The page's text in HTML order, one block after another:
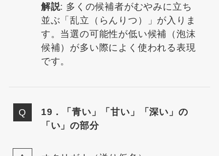
解説: 多くの候補者がむやみに立ち
並ぶ「乱立（らんりつ）」が入りま
す。当選の可能性が低い候補（泡沫
候補）が多い際によく使われる表現
です。
19．「青い」「甘い」「深い」の
「い」の部分